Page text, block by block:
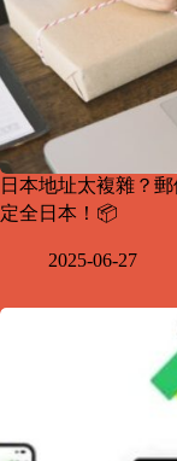
日本地址太複雜？
定全日本！📦
2025-06-27